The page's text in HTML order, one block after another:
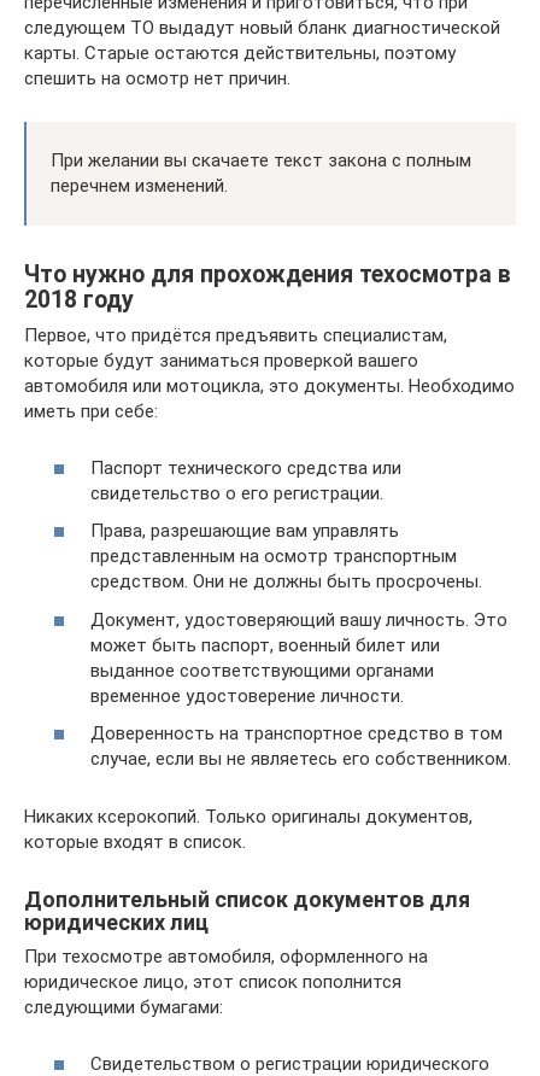
следующем ТО выдадут новый бланк диагностической
карты. Старые остаются действительны, поэтому
спешить на осмотр нет причин.
При желании вы скачаете текст закона с полным
перечнем изменений.
Что нужно для прохождения техосмотра в
2018 году
Первое, что придётся предъявить специалистам,
которые будут заниматься проверкой вашего
автомобиля или мотоцикла, это документы. Необходимо
иметь при себе:
Паспорт технического средства или
свидетельство о его регистрации.
Права, разрешающие вам управлять
представленным на осмотр транспортным
средством. Они не должны быть просрочены.
Документ, удостоверяющий вашу личность. Это
может быть паспорт, военный билет или
выданное соответствующими органами
временное удостоверение личности.
Доверенность на транспортное средство в том
случае, если вы не являетесь его собственником.
Никаких ксерокопий. Только оригиналы документов,
которые входят в список.
Дополнительный список документов для
юридических лиц
При техосмотре автомобиля, оформленного на
юридическое лицо, этот список пополнится
следующими бумагами:
Свидетельством о регистрации юридического